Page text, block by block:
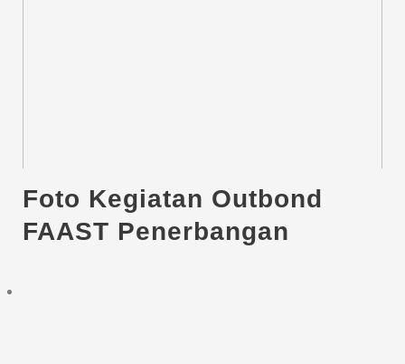
Foto Kegiatan Outbond
FAAST Penerbangan